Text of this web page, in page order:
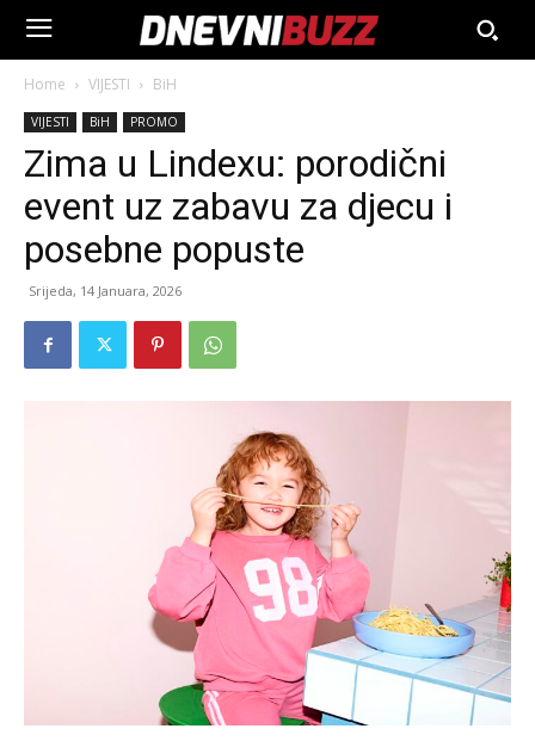
Home VIJESTI BiH
VIJESTI BiH PROMO
Zima u Lindexu: porodični
event uz zabavu za djecu i
posebne popuste
Srijeda, 14 Januara, 2026